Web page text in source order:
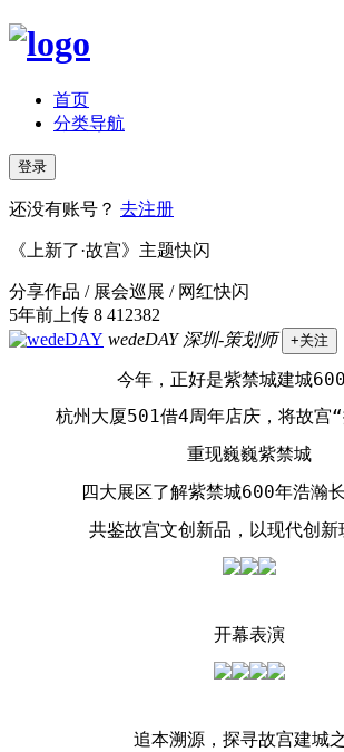
首页
分类导航
登录
还没有账号？ 去注册
《上新了·故宫》主题快闪
分享作品 / 展会巡展 / 网红快闪
5年前上传 8 412382
wedeDAY 深圳-策划师 +关注
今年，正好是紫禁城建城600
杭州大厦501借4周年店庆，将故宫
重现巍巍紫禁城
四大展区了解紫禁城600年浩瀚
共鉴故宫文创新品，以现代创新
开幕表演
追本溯源，探寻故宫建城